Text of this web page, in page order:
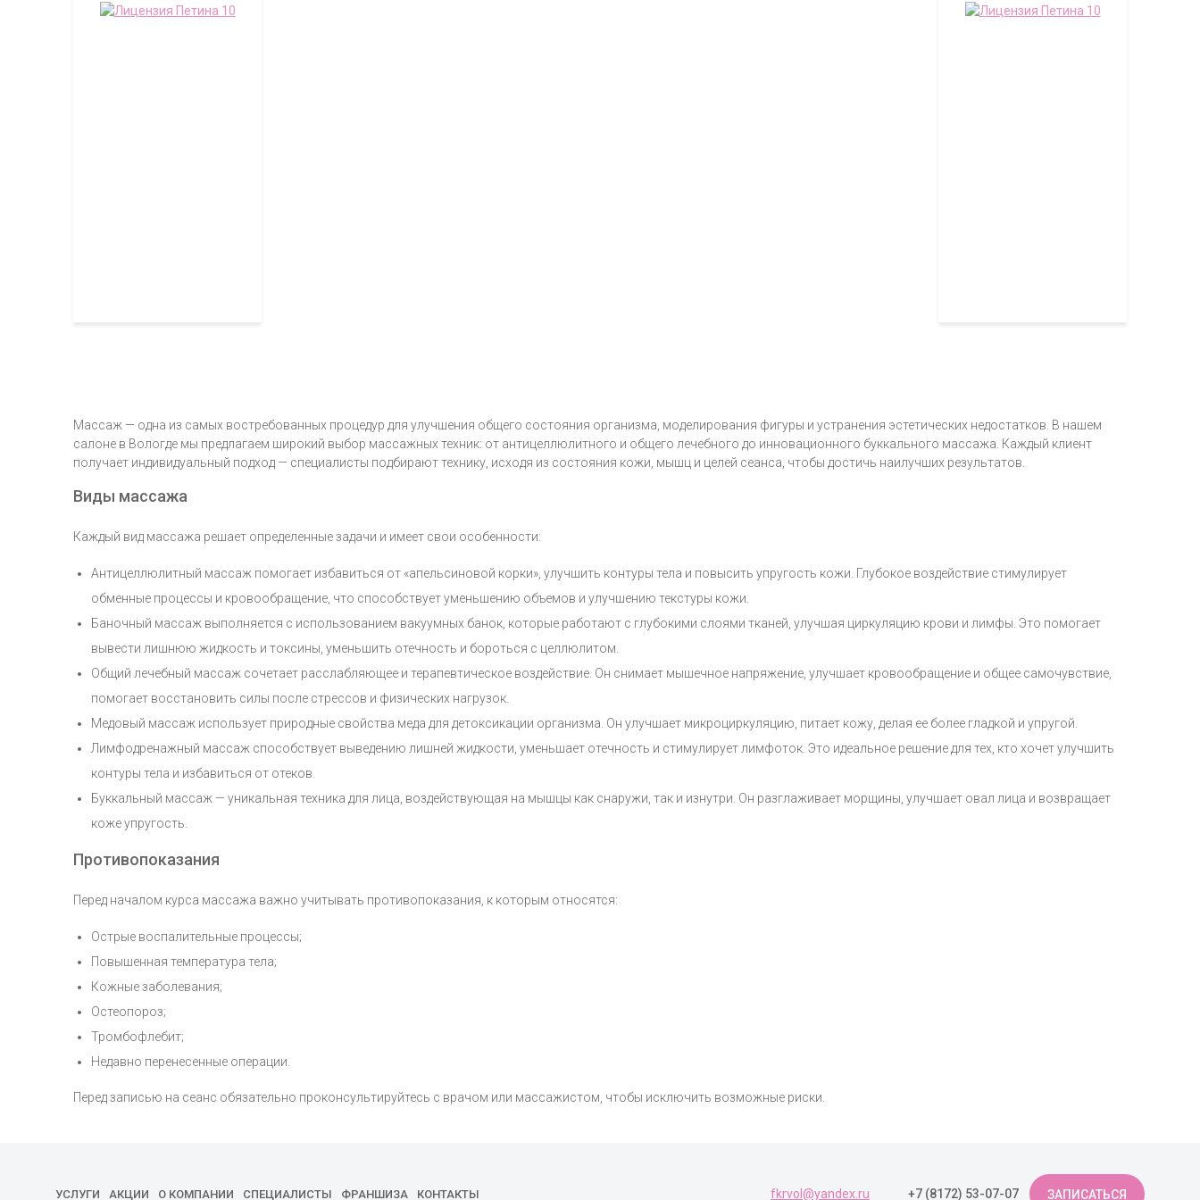
Массаж — одна из самых востребованных процедур для улучшения общего состояния организма, моделирования фигуры и устранения эстетических недостатков. В нашем
салоне в Вологде мы предлагаем широкий выбор массажных техник: от антицеллюлитного и общего лечебного до инновационного буккального массажа. Каждый клиент
получает индивидуальный подход — специалисты подбирают технику, исходя из состояния кожи, мышц и целей сеанса, чтобы достичь наилучших результатов.
Виды массажа
Каждый вид массажа решает определенные задачи и имеет свои особенности:
Антицеллюлитный массаж помогает избавиться от «апельсиновой корки», улучшить контуры тела и повысить упругость кожи. Глубокое воздействие стимулирует
обменные процессы и кровообращение, что способствует уменьшению объемов и улучшению текстуры кожи.
Баночный массаж выполняется с использованием вакуумных банок, которые работают с глубокими слоями тканей, улучшая циркуляцию крови и лимфы. Это помогает
вывести лишнюю жидкость и токсины, уменьшить отечность и бороться с целлюлитом.
Общий лечебный массаж сочетает расслабляющее и терапевтическое воздействие. Он снимает мышечное напряжение, улучшает кровообращение и общее самочувствие,
помогает восстановить силы после стрессов и физических нагрузок.
Медовый массаж использует природные свойства меда для детоксикации организма. Он улучшает микроциркуляцию, питает кожу, делая ее более гладкой и упругой.
Лимфодренажный массаж способствует выведению лишней жидкости, уменьшает отечность и стимулирует лимфоток. Это идеальное решение для тех, кто хочет улучшить
контуры тела и избавиться от отеков.
Буккальный массаж — уникальная техника для лица, воздействующая на мышцы как снаружи, так и изнутри. Он разглаживает морщины, улучшает овал лица и возвращает
коже упругость.
Противопоказания
Перед началом курса массажа важно учитывать противопоказания, к которым относятся:
Острые воспалительные процессы;
Повышенная температура тела;
Кожные заболевания;
Остеопороз;
Тромбофлебит;
Недавно перенесенные операции.
Перед записью на сеанс обязательно проконсультируйтесь с врачом или массажистом, чтобы исключить возможные риски.
УСЛУГИ АКЦИИ О КОМПАНИИ СПЕЦИАЛИСТЫ ФРАНШИЗА КОНТАКТЫ fkrvol@yandex.ru +7 (8172) 53-07-07 ЗАПИСАТЬСЯ